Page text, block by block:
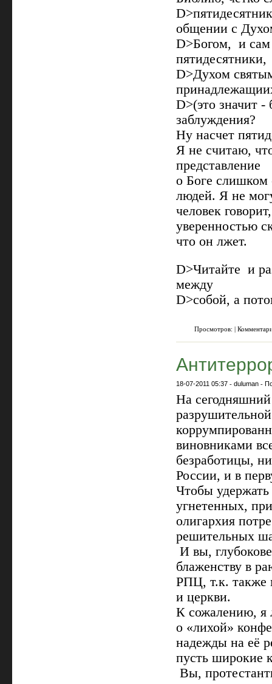
общении с
D>Богом, и сам
D>Духом
D>(это значит -
заблуждения?
Ну насчет
Я не считаю,
представление
о Боге слишком
людей. Я не
человек
уверенностью
что он лжет.
D>Читайте и
между
D>собой, а
Просмотров: |
18-07-2011 05:37 -duluman -
На
виновниками
безработицы,
России, и в
Чтобы
угнетенных,
олигархия
решительных
И вы,
блаженству в
РПЦ, т.к. также
и церкви.
К сожалению, я
о «лихой»
надежды на её
пусть широкие
Вы,